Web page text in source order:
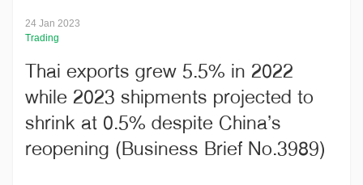
24 Jan 2023
Trading
Thai exports grew 5.5% in 2022
while 2023 shipments projected to
shrink at 0.5% despite China’s
reopening (Business Brief No.3989)